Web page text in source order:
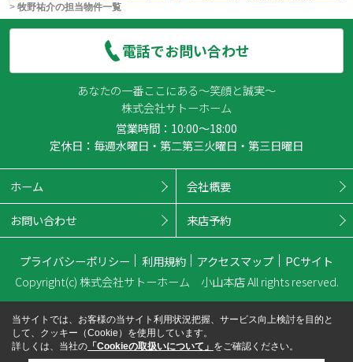
> 牧野祐介の担当物件一覧
電話でお問い合わせ
あなたの一番ここにある～笑顔と誠実～
株式会社サトーホーム
営業時間：10:00～18:00
定休日：毎週水曜日・第二第三火曜日・第三日曜日
ホーム 会社概要
お問い合わせ 来店予約
プライバシーポリシー 利用規約 アクセスマップ
PCサイト
Copyright(c) 株式会社サトーホーム 小山本店 All rights reserved.
当サイトでは、お客様の当サイト利用状況把握、サービス向上検討を目的と
して、クッキー（Cookie）を使用しています。
詳しくは、当社の 「Cookieの取扱いについて」 をご確認ください。